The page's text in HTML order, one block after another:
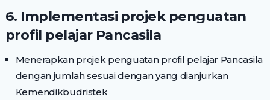
6. Implementasi projek penguatan
profil pelajar Pancasila
Menerapkan projek penguatan profil pelajar Pancasila
dengan jumlah sesuai dengan yang dianjurkan
Kemendikbudristek